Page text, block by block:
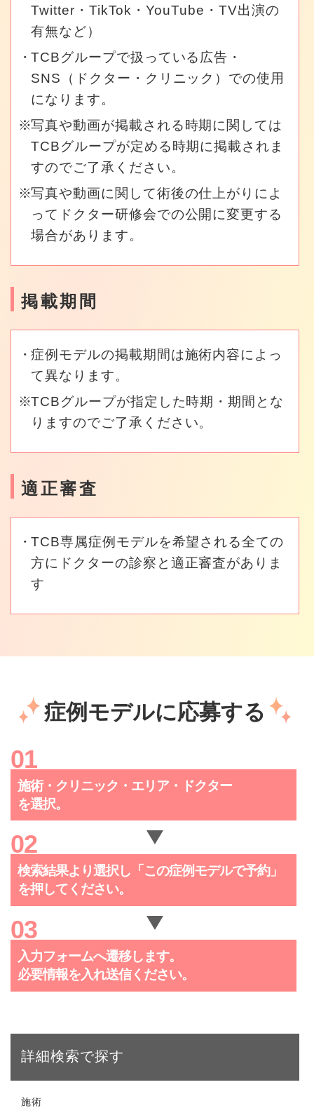
Twitter・TikTok・YouTube・TV出演の
有無など）
TCBグループで扱っている広告・
SNS（ドクター・クリニック）での使用
になります。
写真や動画が掲載される時期に関しては
TCBグループが定める時期に掲載されま
すのでご了承ください。
写真や動画に関して術後の仕上がりによ
ってドクター研修会での公開に変更する
場合があります。
掲載期間
症例モデルの掲載期間は施術内容によっ
て異なります。
TCBグループが指定した時期・期間とな
りますのでご了承ください。
適正審査
TCB専属症例モデルを希望される全ての
方にドクターの診察と適正審査がありま
す
症例モデルに応募する
施術・クリニック・ エリア・ドクター
を選択。
検索結果より選択し「この症例モデルで予約」
を押してください。
入力フォームへ遷移します。
必要情報を入れ送信ください。
詳細検索で探す
施術